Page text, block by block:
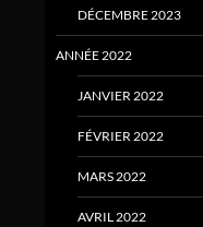
DÉCEMBRE 2023
ANNÉE 2022
JANVIER 2022
FÉVRIER 2022
MARS 2022
AVRIL 2022